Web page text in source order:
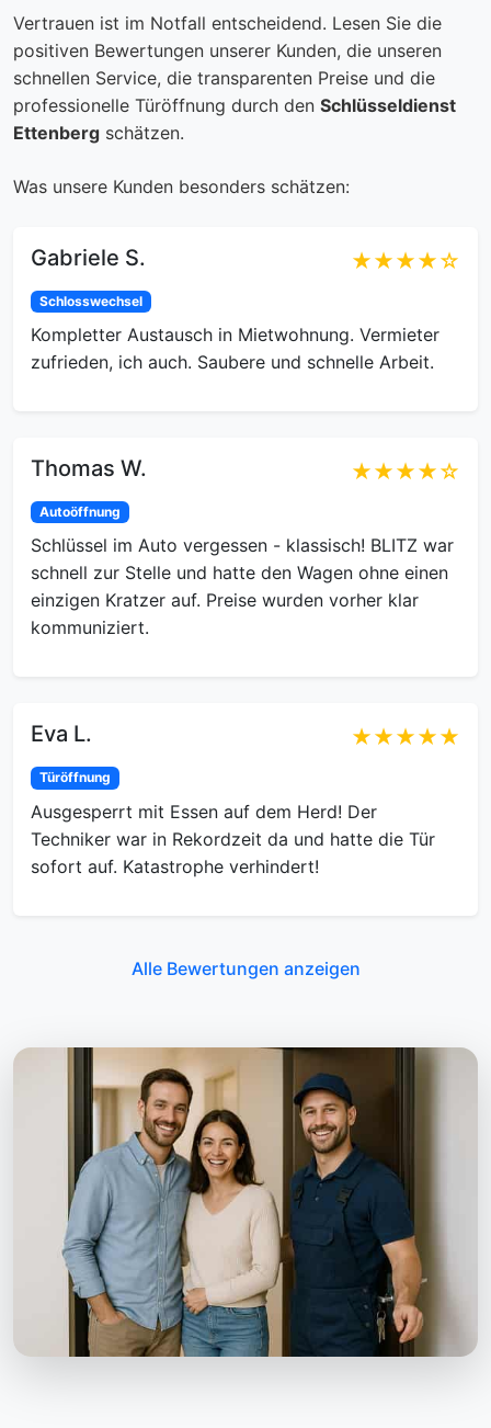
Vertrauen ist im Notfall entscheidend. Lesen Sie die
positiven Bewertungen unserer Kunden, die unseren
schnellen Service, die transparenten Preise und die
professionelle Türöffnung durch den Schlüsseldienst
Ettenberg schätzen.
Was unsere Kunden besonders schätzen:
Gabriele S. ★★★★☆
Schlosswechsel
Kompletter Austausch in Mietwohnung. Vermieter
zufrieden, ich auch. Saubere und schnelle Arbeit.
Thomas W. ★★★★☆
Autoöffnung
Schlüssel im Auto vergessen - klassisch! BLITZ war
schnell zur Stelle und hatte den Wagen ohne einen
einzigen Kratzer auf. Preise wurden vorher klar
kommuniziert.
Eva L. ★★★★★
Türöffnung
Ausgesperrt mit Essen auf dem Herd! Der
Techniker war in Rekordzeit da und hatte die Tür
sofort auf. Katastrophe verhindert!
Alle Bewertungen anzeigen